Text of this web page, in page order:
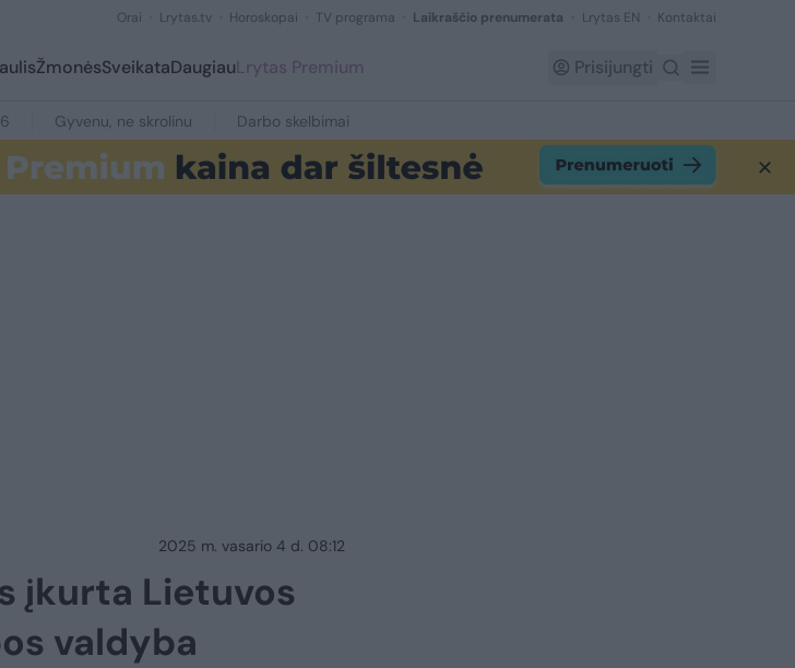
Orai Lrytas.tv Horoskopai TV programa Laikraščio prenumerata Lrytas EN Kontaktai
ŽmonėsSveikataDaugiauLrytas Premium Prisijungti
Gyvenu, ne skrolinu Darbo skelbimai
2025 m. vasario 4 d. 08:12
įkurta Lietuvos
valdyba